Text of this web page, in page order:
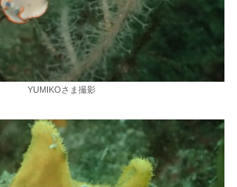
YUMIKOさま撮影